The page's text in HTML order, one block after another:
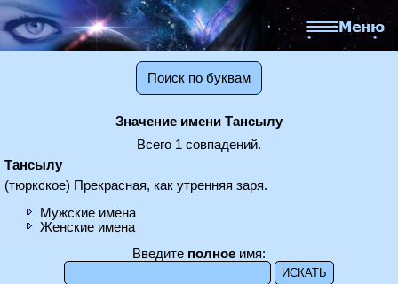
Поиск по буквам
Значение имени Тансылу
Всего 1 совпадений.
Тансылу
(тюркское) Прекрасная, как утренняя заря.
Мужские имена
Женские имена
Введите полное имя: